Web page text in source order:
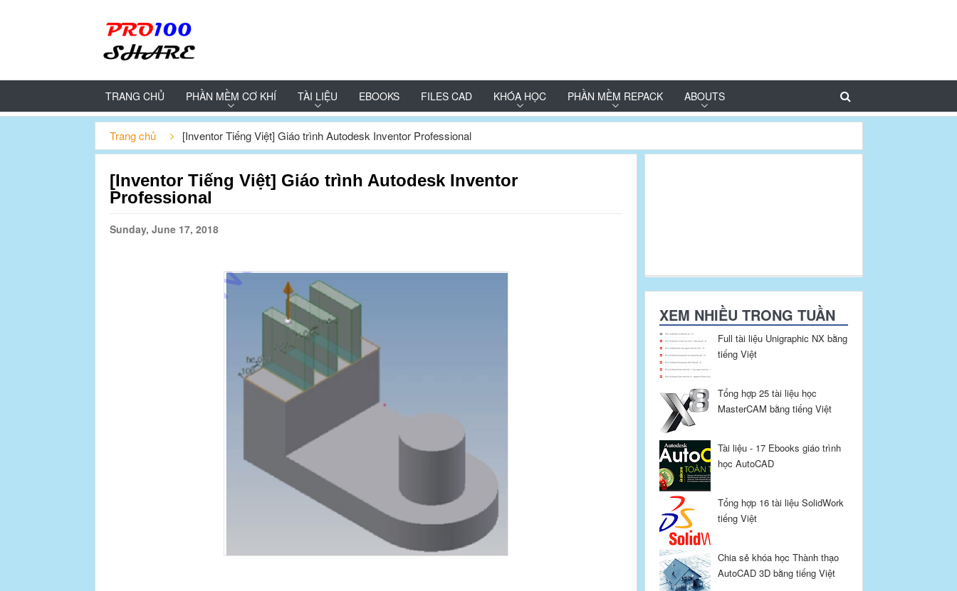
TRANG CHỦ PHẦN MỀM CƠ KHÍ TÀI LIỆU EBOOKS FILES CAD KHÓA HỌC PHẦN MỀM REPACK ABOUTS
Trang chủ [Inventor Tiếng Việt] Giáo trình Autodesk Inventor Professional
[Inventor Tiếng Việt] Giáo trình Autodesk Inventor
Professional
Sunday, June 17, 2018
XEM NHIỀU TRONG TUẦN
Full tài liệu Unigraphic NX bằng
tiếng Việt
Tổng hợp 25 tài liệu học
MasterCAM bằng tiếng Việt
Tài liệu - 17 Ebooks giáo trình
học AutoCAD
Tổng hợp 16 tài liệu SolidWork
tiếng Việt
Chia sẻ khóa học Thành thạo
AutoCAD 3D bằng tiếng Việt